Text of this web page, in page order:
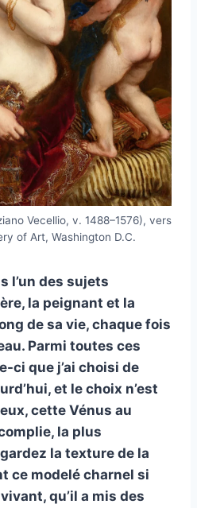
Vecellio, v. 1488–1576), vers
of Art, Washington D.C.
l’un des sujets
la peignant et la
de sa vie, chaque fois
Parmi toutes ces
ci que j’ai choisi de
et le choix n’est
cette Vénus au
la plus
la texture de la
ce modelé charnel si
qu’il a mis des